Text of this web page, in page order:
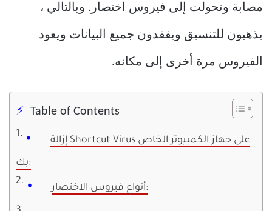
مصابة وتحولت إلى فيروس اختصار. وبالتالي ،
يذهبون للتنسيق ويفقدون جميع البيانات ويعود
الفيروس مرة أخرى إلى مكانه.
Table of Contents
إزالة Shortcut Virus على جهاز الكمبيوتر الخاص
بك:
أنواع فيروس الاختصار: